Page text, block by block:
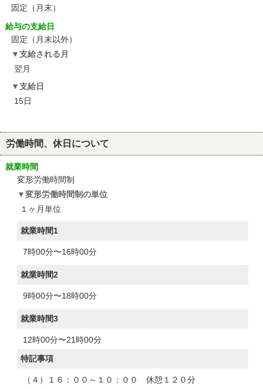
固定（月末）
給与の支給日
固定（月末以外）
支給される月
翌月
支給日
15日
労働時間、休日について
就業時間
変形労働時間制
変形労働時間制の単位
１ヶ月単位
就業時間1
7時00分〜16時00分
就業時間2
9時00分〜18時00分
就業時間3
12時00分〜21時00分
特記事項
（４）１６：００～１０：００ 休憩１２０分